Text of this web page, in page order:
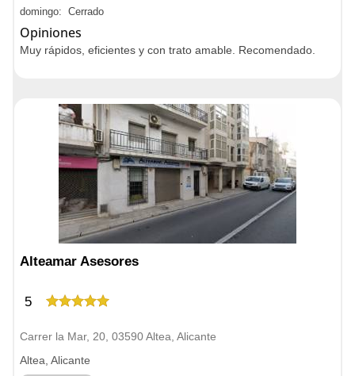
domingo: Cerrado
Opiniones
Muy rápidos, eficientes y con trato amable. Recomendado.
Alteamar Asesores
5
Carrer la Mar, 20, 03590 Altea, Alicante
Altea, Alicante